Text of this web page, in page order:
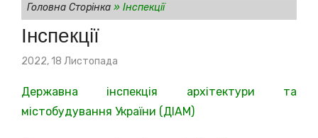
Головна Сторінка» Інспекції
Інспекції
Posted
2022, 18 Листопада
Державна інспекція архітектури та
містобудування України (ДІАМ)